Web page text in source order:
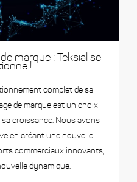
marque : Teksial se
!
complet de sa
de marque est un choix
croissance. Nous avons
en créant une nouvelle
commerciaux innovants,
dynamique.